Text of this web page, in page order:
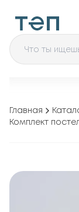
Главная
Комплект